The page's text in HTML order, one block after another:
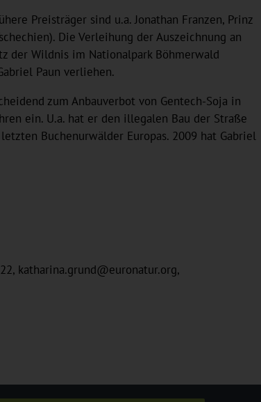
Preisträger sind u.a. Jonathan Franzen, Prinz
Die Verleihung der Auszeichnung an
der Wildnis im Nationalpark Böhmerwald
Paun verliehen.
zum Anbauverbot von Gentech-Soja in
ein. U.a. hat er den illegalen Bau der Straße
Buchenurwälder Europas. 2009 hat Gabriel
katharina.grund@euronatur.org,